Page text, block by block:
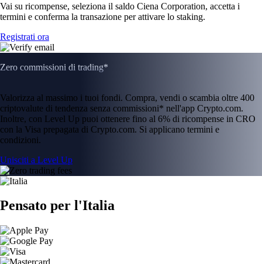
Vai su ricompense, seleziona il saldo Ciena Corporation, accetta i
termini e conferma la transazione per attivare lo staking.
Registrati ora
Zero commissioni di trading*
Valorizza al massimo i tuoi fondi. Compra, vendi o scambia oltre 400
criptovalute di tendenza senza commissioni* nell'app Crypto.com.
Inoltre, con Level Up puoi ottenere fino al 6% di ricompense in CRO
con la Visa prepagata di Crypto.com. Si applicano termini e
condizioni.
Unisciti a Level Up
Pensato per l'Italia